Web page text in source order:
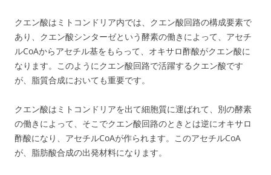
クエン酸はミトコンドリア内では、クエン酸回路の構成要素で
あり、クエン酸シンターゼという酵素の働きによって、アセチ
ルCoAからアセチル基をもらって、オキサロ酢酸がクエン酸に
なります。このようにクエン酸回路で活躍するクエン酸です
が、脂質合成においても重要です。
クエン酸はミトコンドリアを出て細胞質に運ばれて、別の酵素
の働きによって、そこでクエン酸回路のときとは逆にオキサロ
酢酸になり、アセチルCoAが作られます。このアセチルCoA
が、脂肪酸合成の出発材料になります。